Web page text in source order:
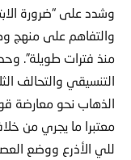
وشدد على “ضرورة
والتفاهم على منهج
منذ فترات طويلة”.
التنسيقي والتحالف
الذهاب نحو معارضة
معتبرا ما يجري من
للي الأذرع ووضع